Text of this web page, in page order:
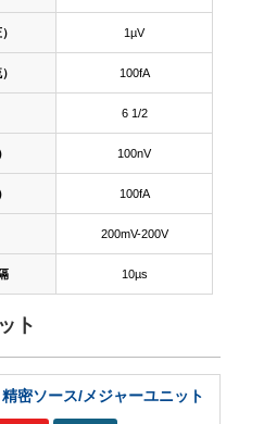
1µV
100fA
6 1/2
100nV
100fA
200mV-200V
10µs
ト
密ソース/メジャーユニット